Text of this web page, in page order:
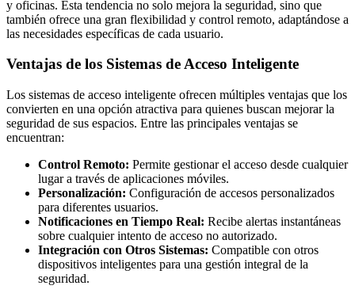
y oficinas. Esta tendencia no solo mejora la seguridad, sino que
también ofrece una gran flexibilidad y control remoto, adaptándose a
las necesidades específicas de cada usuario.
Ventajas de los Sistemas de Acceso Inteligente
Los sistemas de acceso inteligente ofrecen múltiples ventajas que los
convierten en una opción atractiva para quienes buscan mejorar la
seguridad de sus espacios. Entre las principales ventajas se
encuentran:
Control Remoto: Permite gestionar el acceso desde cualquier
lugar a través de aplicaciones móviles.
Personalización: Configuración de accesos personalizados
para diferentes usuarios.
Notificaciones en Tiempo Real: Recibe alertas instantáneas
sobre cualquier intento de acceso no autorizado.
Integración con Otros Sistemas: Compatible con otros
dispositivos inteligentes para una gestión integral de la
seguridad.